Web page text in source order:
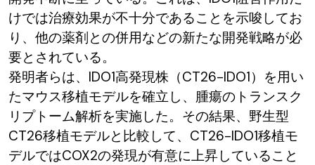
けでは治療効果が不十分であることを示唆してお
り、他の薬剤との併用などの新たな開発戦略が必
要とされている。
発明者らは、IDO1高発現株（CT26-IDO1）を用い
たマウス移植モデルを確立し、腫瘍のトランスク
リプトーム解析を実施した。その結果、野生型
CT26移植モデルと比較して、CT26-IDO1移植モ
デルではCOX2の発現が有意に上昇していること